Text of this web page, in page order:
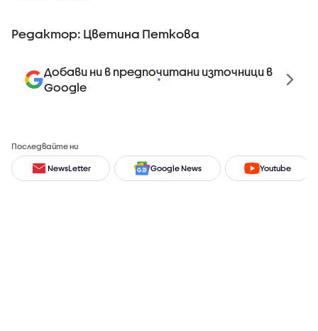
Редактор: Цветина Петкова
Добави ни в предпочитани източници в
Google
Последвайте ни
NewsLetter Google News Youtube